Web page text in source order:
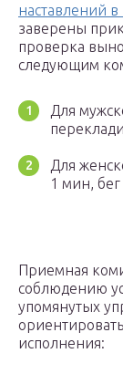
наставлений
заверены
проверка
следующим
Для
Для
1 мин,
Приемная
соблюдению
упомянутых
исполнения: